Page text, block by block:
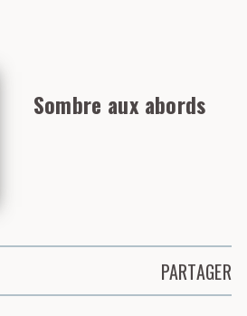
Sombre aux abords
PARTAGER